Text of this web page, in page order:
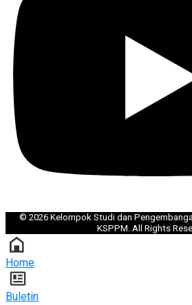
© 2026Kelompok Studi dan
KSPPM. All Rights
Home
Buletin